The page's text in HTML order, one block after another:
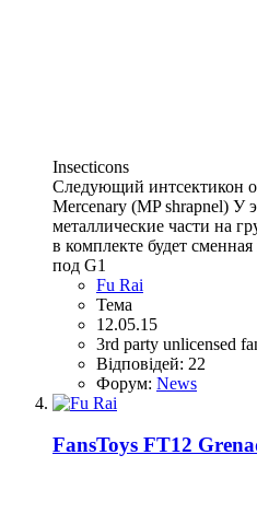
Insecticons
Следующий интсектикон
Mercenary (MP shrapnel) У
металлические части на
в комплекте будет
под G1
Fu Rai
Тема
12.05.15
3rd party unlicensed
Відповідей: 22
Форум: News
FansToys FT12